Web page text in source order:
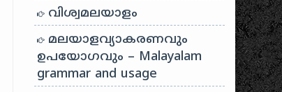
വിശ്വമലയാളം
മലയാളവ്യാകരണവും
ഉപയോഗവും – Malayalam
grammar and usage